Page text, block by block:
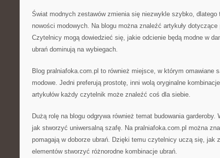
Świat modnych zestawów zmienia się niezwykle szybko, dlatego
nowości modowych. Na blogu można znaleźć artykuły dotyczące
Czytelnicy mogą dowiedzieć się, jakie odcienie będą modne w
ubrań dominują na wybiegach.
Blog pralniafoka.com.pl to również miejsce, w którym omawiane
modowe. Jedni preferują prostotę, inni wolą oryginalne
artykułów każdy czytelnik może znaleźć coś dla siebie.
Dużą rolę na blogu odgrywa również temat budowania
jak stworzyć uniwersalną szafę. Na pralniafoka.com.pl można
pomagają w doborze ubrań. Dzięki temu czytelnicy uczą się, jak
elementów stworzyć różnorodne kombinacje ubrań.